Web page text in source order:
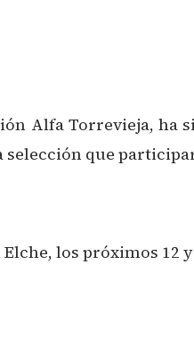
Alfa Torrevieja, ha
que
los próximos 12